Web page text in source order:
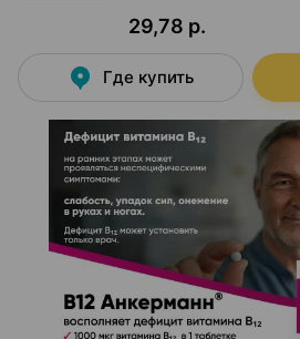
29,78 р.
Где купить